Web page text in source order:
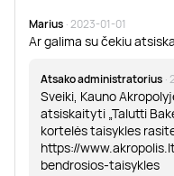
Marius · 2023-01-01
Ar galima su čekiu
Atsako administratorius ·
Sveiki, Kauno
atsiskaityti „Talutti
kortelės taisykles
https://
bendrosios-taisykles